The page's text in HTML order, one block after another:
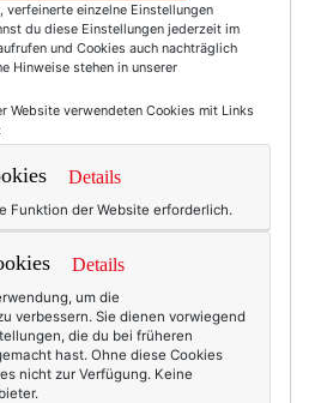
Schwester die Welt in ein
klirrendes Wintermärchen
ich beiLanvin erste
verfeinerte einzelne Einstellungen
du diese Einstellungen jederzeit im
und Cookies auch nachträglich
Hinweise stehen in unserer
Website verwendeten Cookies mit Links
Details
Funktion der Website erforderlich.
Details
um die
verbessern. Sie dienen vorwiegend
die du bei früheren
hast. Ohne diese Cookies
nicht zur Verfügung. Keine